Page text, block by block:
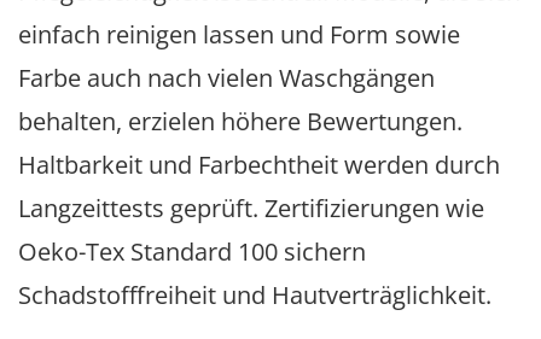
einfach reinigen lassen und Form sowie
Farbe auch nach vielen Waschgängen
behalten, erzielen höhere Bewertungen.
Haltbarkeit und Farbechtheit werden durch
Langzeittests geprüft. Zertifizierungen wie
Oeko-Tex Standard 100 sichern
Schadstofffreiheit und Hautverträglichkeit.